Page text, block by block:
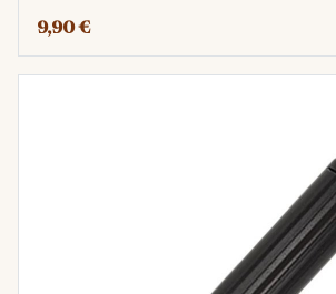
professionnelles.
La laine, matériau de choix
l'applicateur, absorbe la
optimale, évitant les excès qui
s'infiltrer sur la surface
Cette précision est
lors de la réalisation de projets
détails complexes, tels que
des coutures, ou des motifs.
9,90 €